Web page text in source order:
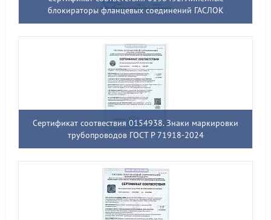
блокираторы фланцевых соединений ГАСЛОК
Сертификат соотвествия 0154938. Знаки маркировки
трубопроводов ГОСТ Р 71918-2024